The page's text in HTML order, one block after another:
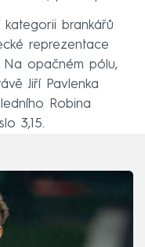
kategorii brankářů
reprezentace
Na opačném pólu,
Jiří Pavlenka
Robina
3,15.